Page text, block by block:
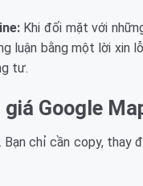
Khi đối mặt với
luận bằng một lời xin
tư.
Google
chỉ cần copy, thay